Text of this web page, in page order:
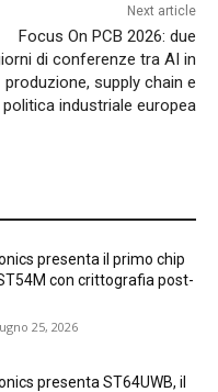
Next article
Focus On PCB 2026: due
di conferenze tra AI in
produzione, supply chain e
politica industriale europea
presenta il primo chip
con crittografia post-
25, 2026
presenta ST64UWB, il